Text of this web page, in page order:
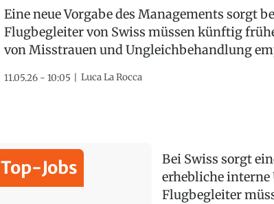
Eine neue Vorgabe des Managements sorgt
Flugbegleiter von Swiss müssen künftig
von Misstrauen und Ungleichbehandlung
11.05.26 - 10:05 Luca La Rocca
Top-Jobs
Bei Swiss sorgt
erhebliche
Flugbegleiter